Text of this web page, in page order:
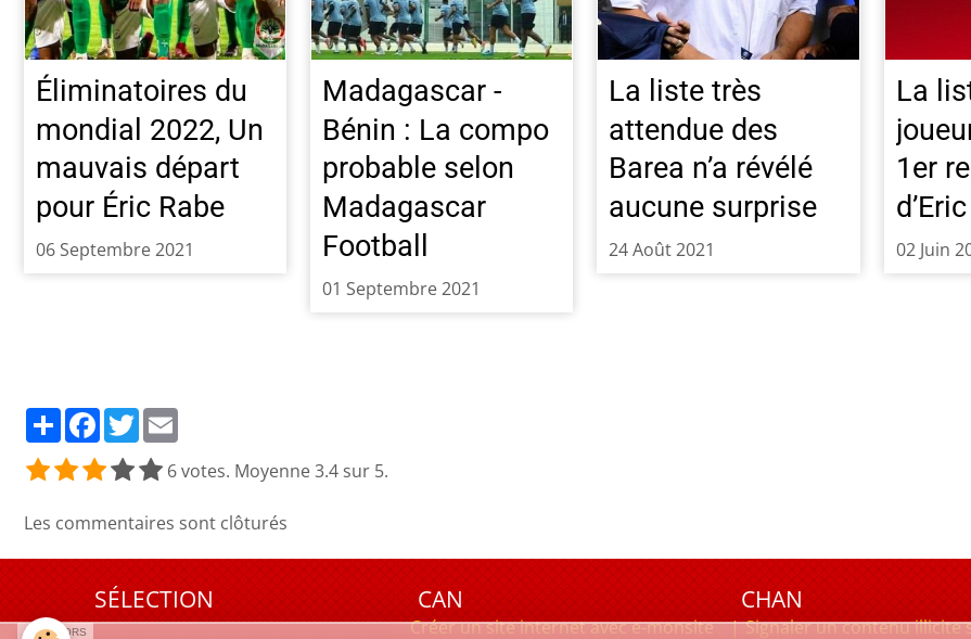
Éliminatoires du
mondial 2022, Un
mauvais départ
pour Éric Rabe
06 Septembre 2021
Madagascar -
Bénin : La compo
probable selon
Madagascar
Football
01 Septembre 2021
La liste très
attendue des
Barea n’a révélé
aucune surprise
24 Août 2021
La
1er
02 Juin
PartagerFacebook
Twitter
6votes. Moyenne3.4 sur 5.
Les commentaires sont clôturés
SÉLECTION CAN CHAN
Créer un site internet avec e-monsite Signaler un contenu illicite
SPONSORS